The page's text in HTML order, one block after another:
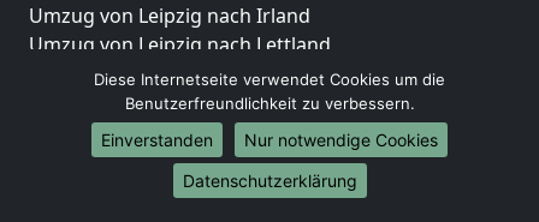
Umzug von Leipzig nach Irland
Umzug von Leipzig nach Lettland
Umzug von Leipzig nach Zypern
Umzug von Leipzig nach Kroatien
Umzug von Leipzig nach Estland
Umzug von Leipzig nach Finnland
Umzug von Leipzig nach Frankreich
Diese Internetseite verwendet Cookies um die
Benutzerfreundlichkeit zu verbessern.
Einverstanden
Nur notwendige Cookies
Datenschutzerklärung